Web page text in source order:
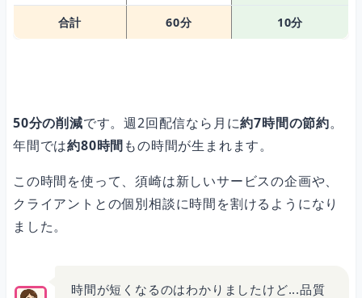
合計 60分 10分
50分の削減です。週2回配信なら月に約7時間の節約。
年間では約80時間もの時間が生まれます。
この時間を使って、須崎は新しいサービスの企画や、
クライアントとの個別相談に時間を割けるようになり
ました。
時間が短くなるのはわかりましたけど...品質